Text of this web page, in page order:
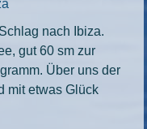
nach Ibiza.
gut 60 sm zur
Über uns der
mit etwas Glück